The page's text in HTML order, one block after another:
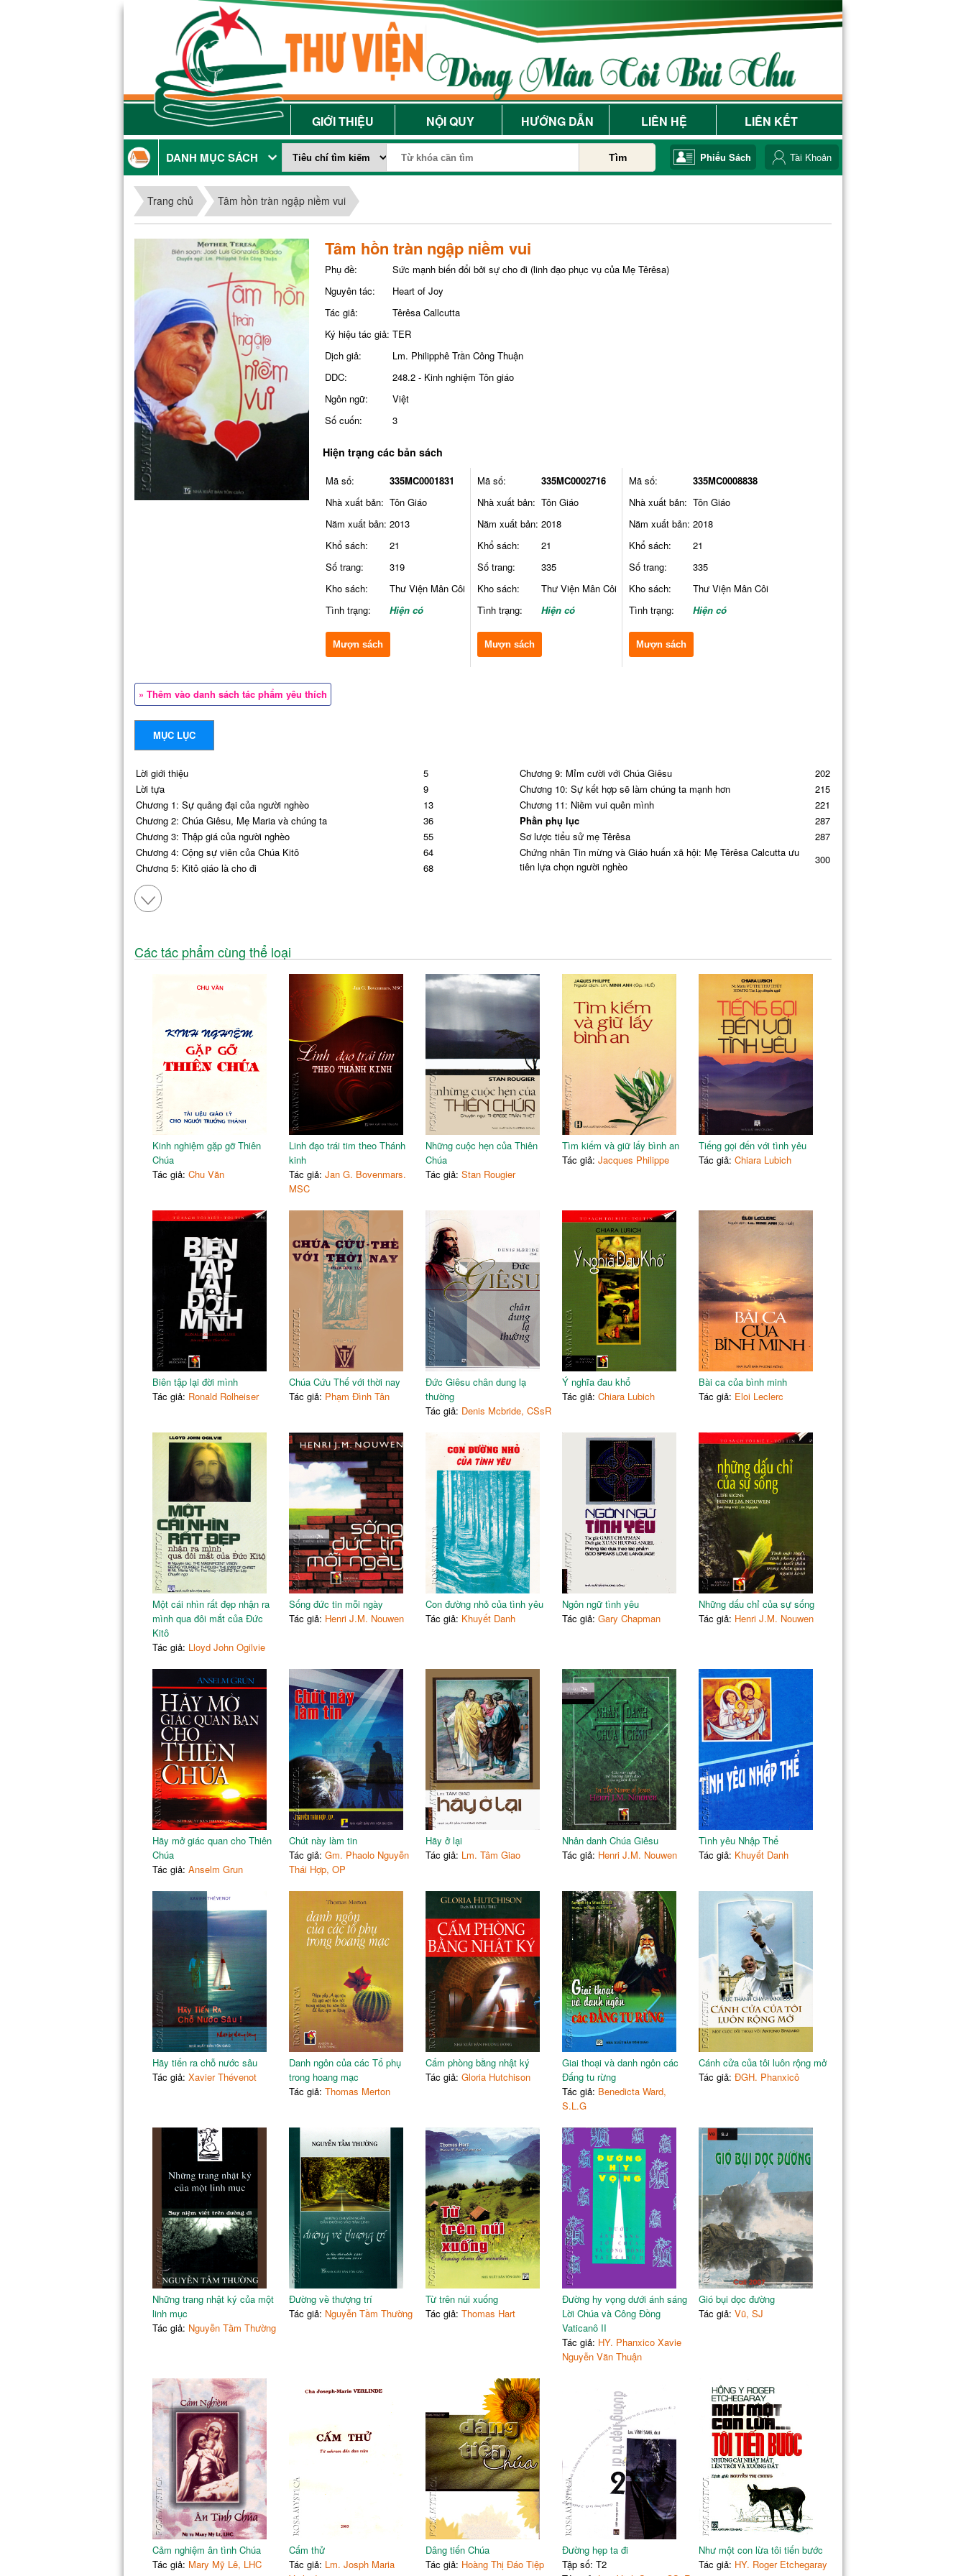
GIỚI THIỆU NỘI QUY HƯỚNG DẪN LIÊN HỆ LIÊN KẾT
DANH MỤC SÁCH Tìm Phiếu Sách Tài Khoản
Trang chủ Tâm hồn tràn ngập niềm vui
Tâm hồn tràn ngập niềm vui
Phụ đề:
Sức mạnh biến đổi bởi sự cho đi (linh đạo phục vụ của Mẹ Têrêsa)
Nguyên tác:
Heart of Joy
Tác giả:
Têrêsa Callcutta
Ký hiệu tác giả: TER
Dịch giả:
Lm. Philipphê Trần Công Thuận
DDC:
248.2 - Kinh nghiệm Tôn giáo
Ngôn ngữ:
Việt
Số cuốn:
3
Hiện trạng các bản sách
Mã số:
335MC0001831
Nhà xuất bản: Tôn Giáo
Năm xuất bản: 2013
Khổ sách:
21
Số trang:
319
Kho sách:
Thư Viện Mân Côi
Tình trạng:
Hiện có
Mượn sách
Mã số:
335MC0002716
Nhà xuất bản: Tôn Giáo
Năm xuất bản: 2018
Khổ sách:
21
Số trang:
335
Kho sách:
Thư Viện Mân Côi
Tình trạng:
Hiện có
Mượn sách
Mã số:
335MC0008838
Nhà xuất bản: Tôn Giáo
Năm xuất bản: 2018
Khổ sách:
21
Số trang:
335
Kho sách:
Thư Viện Mân Côi
Tình trạng:
Hiện có
Mượn sách
» Thêm vào danh sách tác phẩm yêu thích
MỤC LỤC
Lời giới thiệu
5
Lời tựa
9
Chương 1: Sự quảng đại của người nghèo
13
Chương 2: Chúa Giêsu, Mẹ Maria và chúng ta
36
Chương 3: Thập giá của người nghèo
55
Chương 4: Cộng sự viên của Chúa Kitô
64
Chương 5: Kitô giáo là cho đi
68
Chương 6: Tiếng Chúa gọi
Chương 7: Phục vụ người nghèo
Chương 8: Những lời tâm huyết của các nữ tu
Chương 9: Mỉm cười với Chúa Giêsu
202
Chương 10: Sự kết hợp sẽ làm chúng ta mạnh hơn
215
Chương 11: Niềm vui quên mình
221
Phần phụ lục
287
Sơ lược tiểu sử mẹ Têrêsa
287
Chứng nhân Tin mừng và Giáo huấn xã hội: Mẹ Têrêsa Calcutta ưu
tiên lựa chọn người nghèo
300
Các tác phẩm cùng thể loại
Kinh nghiệm gặp gỡ Thiên
Chúa
Tác giả: Chu Văn
Linh đạo trái tim theo Thánh
kinh
Tác giả: Jan G. Bovenmars.
MSC
Những cuộc hẹn của Thiên
Chúa
Tác giả: Stan Rougier
Tìm kiếm và giữ lấy bình an
Tác giả: Jacques Philippe
Tiếng gọi đến với tình yêu
Tác giả: Chiara Lubich
Biên tập lại đời mình
Tác giả: Ronald Rolheiser
Chúa Cứu Thế với thời nay
Tác giả: Phạm Đình Tân
Đức Giêsu chân dung lạ
thường
Tác giả: Denis Mcbride, CSsR
Ý nghĩa đau khổ
Tác giả: Chiara Lubich
Bài ca của bình minh
Tác giả: Eloi Leclerc
Một cái nhìn rất đẹp nhận ra
mình qua đôi mắt của Đức
Kitô
Tác giả: Lloyd John Ogilvie
Sống đức tin mỗi ngày
Tác giả: Henri J.M. Nouwen
Con đường nhỏ của tình yêu
Tác giả: Khuyết Danh
Ngôn ngữ tình yêu
Tác giả: Gary Chapman
Những dấu chỉ của sự sống
Tác giả: Henri J.M. Nouwen
Hãy mở giác quan cho Thiên
Chúa
Tác giả: Anselm Grun
Chút này làm tin
Tác giả: Gm. Phaolo Nguyễn
Thái Hợp, OP
Hãy ở lại
Tác giả: Lm. Tâm Giao
Nhân danh Chúa Giêsu
Tác giả: Henri J.M. Nouwen
Tình yêu Nhập Thể
Tác giả: Khuyết Danh
Hãy tiến ra chỗ nước sâu
Tác giả: Xavier Thévenot
Danh ngôn của các Tổ phụ
trong hoang mạc
Tác giả: Thomas Merton
Cấm phòng bằng nhật ký
Tác giả: Gloria Hutchison
Giai thoại và danh ngôn các
Đấng tu rừng
Tác giả: Benedicta Ward,
S.L.G
Cánh cửa của tôi luôn rộng mở
Tác giả: ĐGH. Phanxicô
Những trang nhật ký của một
linh mục
Tác giả: Nguyễn Tầm Thường
Đường về thượng trí
Tác giả: Nguyễn Tầm Thường
Từ trên núi xuống
Tác giả: Thomas Hart
Đường hy vọng dưới ánh sáng
Lời Chúa và Công Đồng
Vaticanô II
Tác giả: HY. Phanxico Xavie
Nguyễn Văn Thuận
Gió bụi dọc đường
Tác giả: Vũ, SJ
Cảm nghiệm ân tình Chúa
Tác giả: Mary Mỹ Lê, LHC
Cấm thử
Tác giả: Lm. Josph Maria
Dâng tiến Chúa
Tác giả: Hoàng Thị Đáo Tiệp
Đường hẹp ta đi
Tập số: T2
Như một con lừa tôi tiến bước
Tác giả: HY. Roger Etchegaray